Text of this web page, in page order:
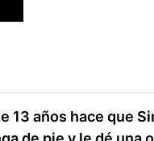
13 años hace que